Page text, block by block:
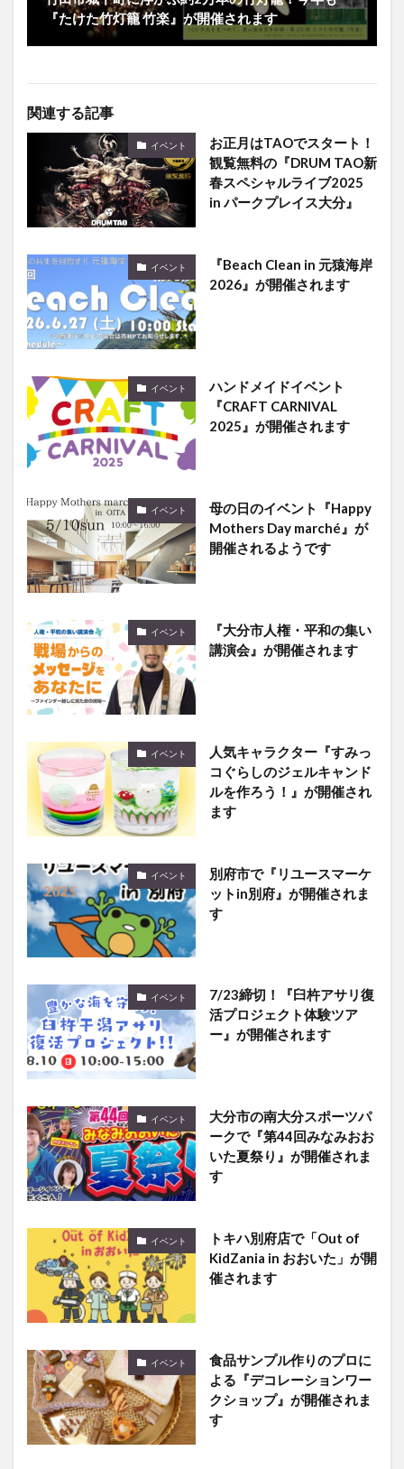
『たけた竹灯籠 竹楽』が開催されます
関連する記事
イベント
お正月はTAOでスタート！
観覧無料の『DRUM TAO新
春スペシャルライブ2025
in パークプレイス大分』
イベント
『Beach Clean in 元猿海岸
2026』が開催されます
イベント
ハンドメイドイベント
『CRAFT CARNIVAL
2025』が開催されます
イベント
母の日のイベント『Happy
Mothers Day marché』が
開催されるようです
イベント
『大分市人権・平和の集い
講演会』が開催されます
イベント
人気キャラクター『すみっ
コぐらしのジェルキャンド
ルを作ろう！』が開催され
ます
イベント
別府市で『リユースマーケ
ットin別府』が開催されま
す
イベント
7/23締切！『臼杵アサリ復
活プロジェクト体験ツア
ー』が開催されます
イベント
大分市の南大分スポーツパ
ークで『第44回みなみおお
いた夏祭り』が開催されま
す
イベント
トキハ別府店で「Out of
KidZania in おおいた」が開
催されます
イベント
食品サンプル作りのプロに
よる『デコレーションワー
クショップ』が開催されま
す